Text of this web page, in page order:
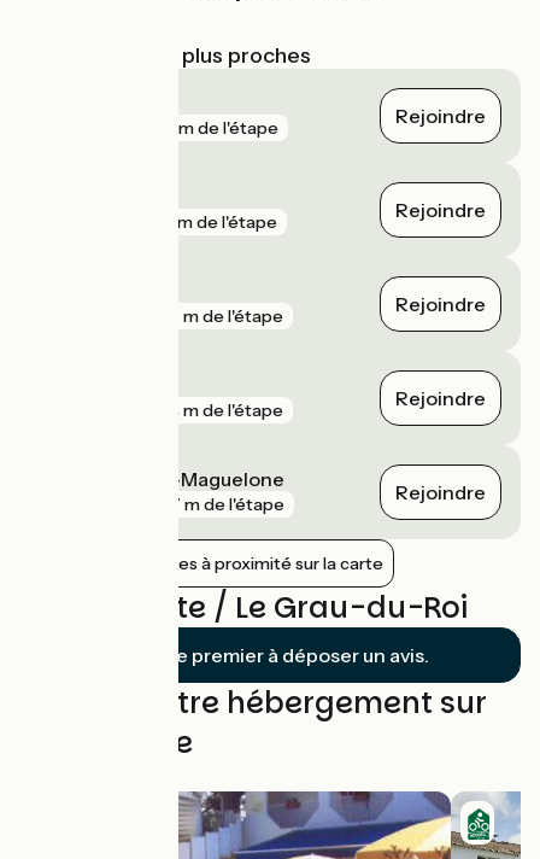
Gares SNCF les plus proches
123 m de l'étape Rejoindre
331 m de l'étape Rejoindre
377 m de l'étape Rejoindre
394 m de l'étape Rejoindre
Villeneuve-lès-Maguelone
977 m de l'étape Rejoindre
Afficher les gares à proximité sur la carte
Avis sur Sète / Le Grau-du-Roi
Soyez le premier à déposer un avis.
Trouvez votre hébergement sur
cette étape